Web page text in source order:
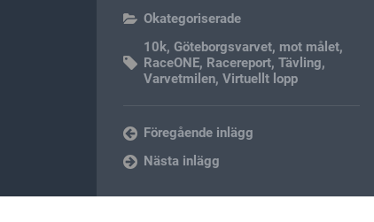
Okategoriserade
10k,Göteborgsvarvet, mot målet,
RaceONE, Racereport,Tävling,
Varvetmilen,Virtuellt lopp
Föregående inlägg
Nästa inlägg